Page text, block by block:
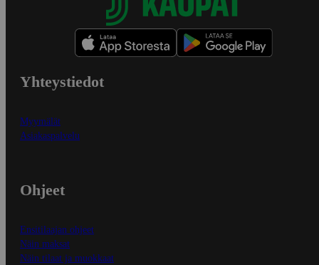
Yhteystiedot
Myymälät
Asiakaspalvelu
Ohjeet
Ensitilaajan ohjeet
Näin maksat
Näin tilaat ja muokkaat